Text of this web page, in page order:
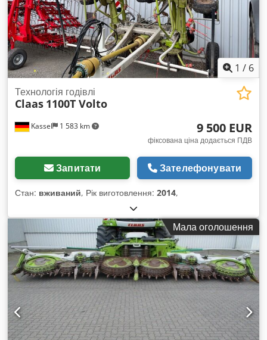
1 / 6
Kassel 1 583 km
Технологія годівлі
Claas 1100T Volto
9 500 EUR
фіксована ціна додається ПДВ
Запитати Зателефонувати
Стан: вживаний, Рік виготовлення: 2014,
Мала оголошення